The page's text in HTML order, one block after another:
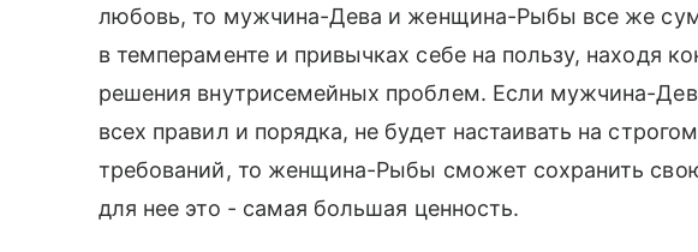
любовь, то мужчина-Дева и женщина-Рыбы все же
в темпераменте и привычках себе на пользу, находя
решения внутрисемейных проблем. Если мужчина-
всех правил и порядка, не будет настаивать на
требований, то женщина-Рыбы сможет сохранить
для нее это - самая большая ценность.